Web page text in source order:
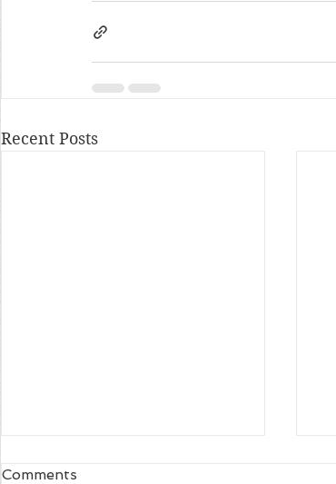
Recent Posts
Comments